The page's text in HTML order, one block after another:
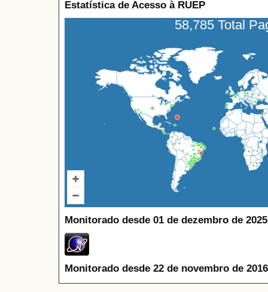
Estatística de Acesso à RUEP
58,785 Total
Monitorado desde 01 de dezembro de
Monitorado desde 22 de novembro de